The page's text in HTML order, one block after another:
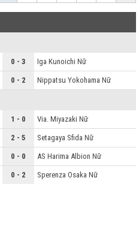
0 - 3 Iga Kunoichi Nữ
0 - 2 Nippatsu Yokohama Nữ
1 - 0 Via. Miyazaki Nữ
2 - 5 Setagaya Sfida Nữ
0 - 0 AS Harima Albion Nữ
0 - 2 Sperenza Osaka Nữ